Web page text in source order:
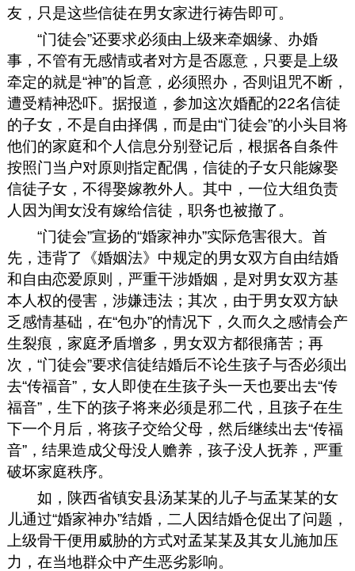
友，只是这些信徒在男女家进行祷告即可。
“门徒会”还要求必须由上级来牵姻缘、办婚
事，不管有无感情或者对方是否愿意，只要是上级
牵定的就是“神”的旨意，必须照办，否则诅咒不断，
遭受精神恐吓。据报道，参加这次婚配的22名信徒
的子女，不是自由择偶，而是由“门徒会”的小头目将
他们的家庭和个人信息分别登记后，根据各自条件
按照门当户对原则指定配偶，信徒的子女只能嫁娶
信徒子女，不得娶嫁教外人。其中，一位大组负责
人因为闺女没有嫁给信徒，职务也被撤了。
“门徒会”宣扬的“婚家神办”实际危害很大。首
先，违背了《婚姻法》中规定的男女双方自由结婚
和自由恋爱原则，严重干涉婚姻，是对男女双方基
本人权的侵害，涉嫌违法；其次，由于男女双方缺
乏感情基础，在“包办”的情况下，久而久之感情会产
生裂痕，家庭矛盾增多，男女双方都很痛苦；再
次，“门徒会”要求信徒结婚后不论生孩子与否必须出
去“传福音”，女人即使在生孩子头一天也要出去“传
福音”，生下的孩子将来必须是邪二代，且孩子在生
下一个月后，将孩子交给父母，然后继续出去“传福
音”，结果造成父母没人赡养，孩子没人抚养，严重
破坏家庭秩序。
如，陕西省镇安县汤某某的儿子与孟某某的女
儿通过“婚家神办”结婚，二人因结婚仓促出了问题，
上级骨干便用威胁的方式对孟某某及其女儿施加压
力，在当地群众中产生恶劣影响。